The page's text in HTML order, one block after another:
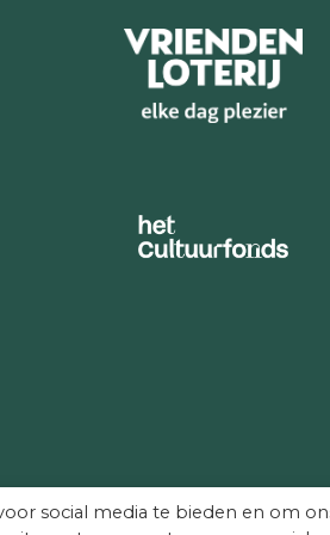
social media te bieden en om